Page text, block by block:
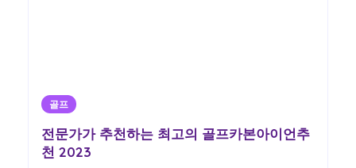
골프
전문가가 추천하는 최고의 골프카본아이언추
천 2023